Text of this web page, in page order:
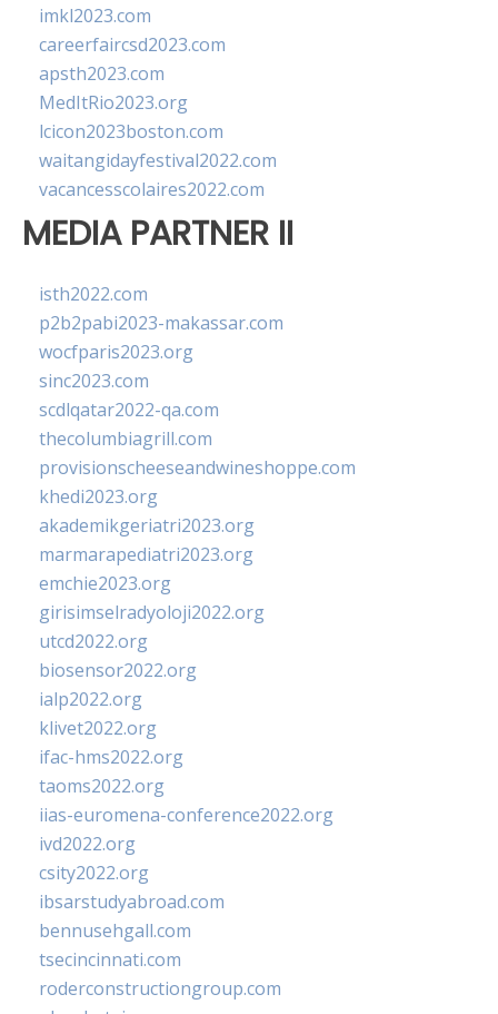
imkl2023.com
careerfaircsd2023.com
apsth2023.com
MedItRio2023.org
lcicon2023boston.com
waitangidayfestival2022.com
vacancesscolaires2022.com
MEDIA PARTNER II
isth2022.com
p2b2pabi2023-makassar.com
wocfparis2023.org
sinc2023.com
scdlqatar2022-qa.com
thecolumbiagrill.com
provisionscheeseandwineshoppe.com
khedi2023.org
akademikgeriatri2023.org
marmarapediatri2023.org
emchie2023.org
girisimselradyoloji2022.org
utcd2022.org
biosensor2022.org
ialp2022.org
klivet2022.org
ifac-hms2022.org
taoms2022.org
iias-euromena-conference2022.org
ivd2022.org
csity2022.org
ibsarstudyabroad.com
bennusehgall.com
tsecincinnati.com
roderconstructiongroup.com